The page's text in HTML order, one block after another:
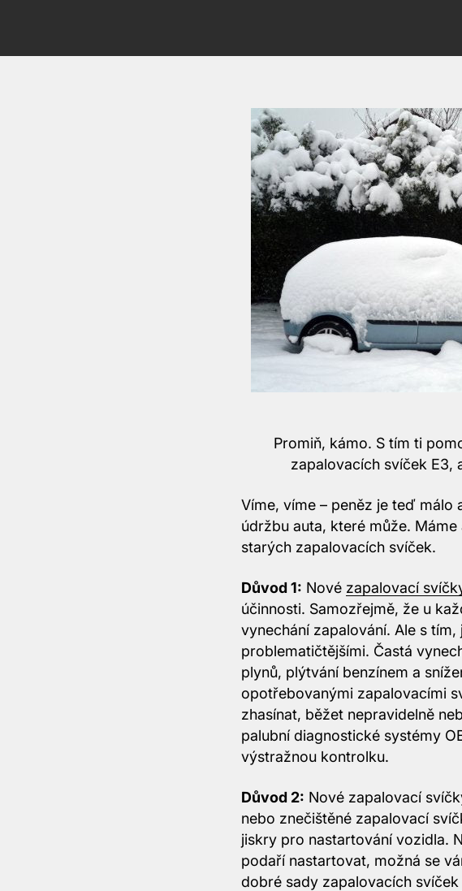
Promiň, kámo. S tím ti
zapalovacích svíček E3,
Víme, víme – peněz je teď
údržbu auta, které může.
starých zapalovacích svíček.
Důvod 1: Nové zapalovací
účinnosti. Samozřejmě, že u
vynechání zapalování. Ale s
problematičtějšími. Častá
plynů, plýtvání benzínem a
opotřebovanými zapalovacími
zhasínat, běžet nepravidelně
palubní diagnostické systémy
výstražnou kontrolku.
Důvod 2: Nové zapalovací
nebo znečištěné zapalovací
jiskry pro nastartování vozidla.
podaří nastartovat, možná se
dobré sady zapalovacích